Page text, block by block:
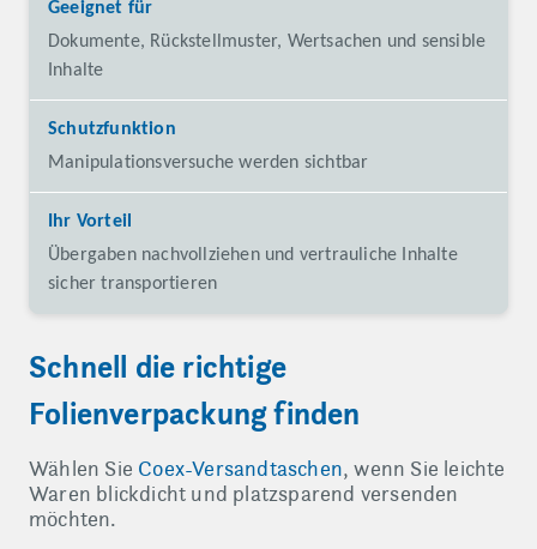
Dokumente, Rückstellmuster, Wertsachen und sensible
Inhalte
Manipulationsversuche werden sichtbar
Übergaben nachvollziehen und vertrauliche Inhalte
sicher transportieren
Schnell die richtige
Folienverpackung finden
Wählen Sie Coex-Versandtaschen, wenn Sie leichte
Waren blickdicht und platzsparend versenden
möchten.